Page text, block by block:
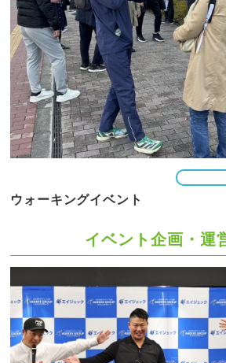
ウォーキングイベント
イベント企画・運